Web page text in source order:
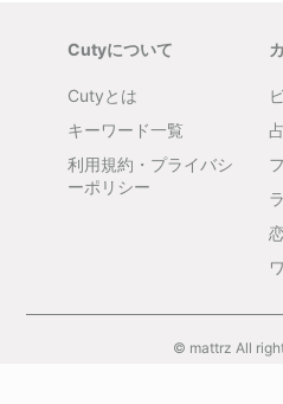
Cutyについて
Cutyとは
キーワード一覧
利用規約・プライバシ
ーポリシー
© mattrz All